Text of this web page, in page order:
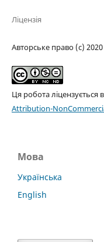
Ліцензія
Авторське право (c)
Ця робота ліцензується
Attribution-
Мова
Українська
English